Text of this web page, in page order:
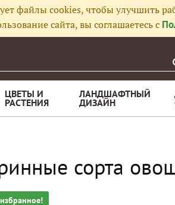
файлы cookies, чтобы улучшить
сайта, вы соглашаетесь с
ЦВЕТЫ И
РАСТЕНИЯ
ЛАНДШАФТНЫЙ
ДИЗАЙН
сорта